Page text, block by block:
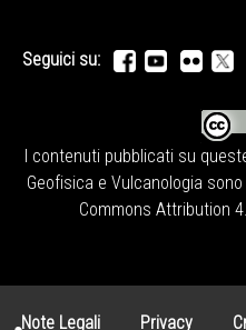
Seguici su:
I contenuti pubblicati su
Geofisica e Vulcanologia
Commons Attribution
Note Legali Privacy